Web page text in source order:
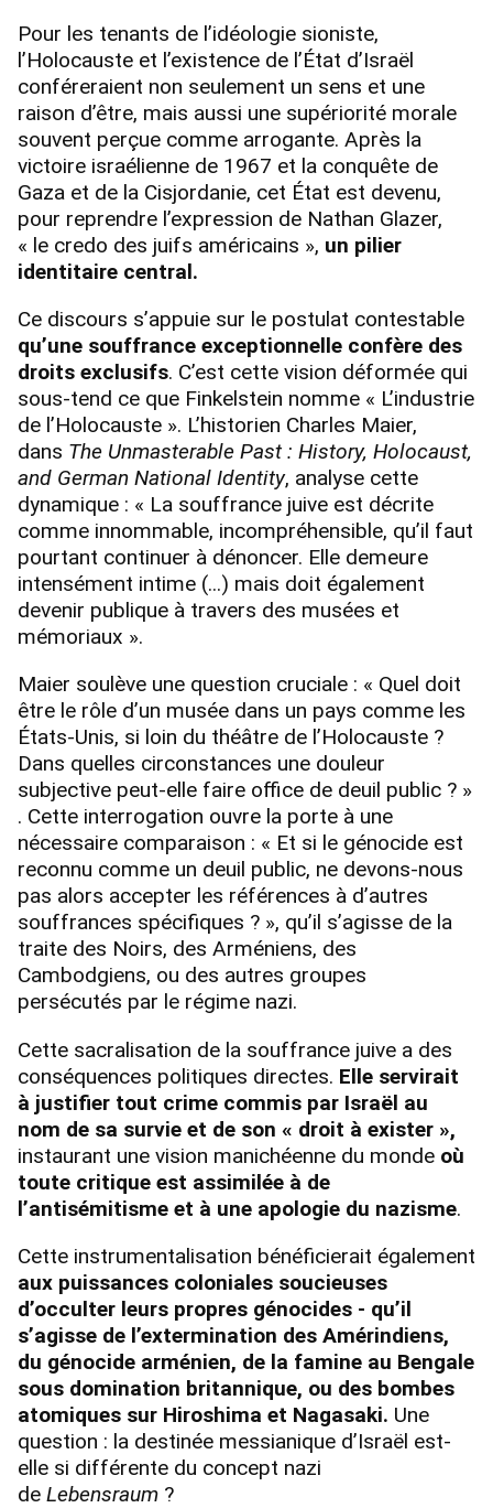
Pour les tenants de l’idéologie sioniste,
l’Holocauste et l’existence de l’État d’Israël
conféreraient non seulement un sens et une
raison d’être, mais aussi une supériorité morale
souvent perçue comme arrogante. Après la
victoire israélienne de 1967 et la conquête de
Gaza et de la Cisjordanie, cet État est devenu,
pour reprendre l’expression de Nathan Glazer,
« le credo des juifs américains », un pilier
identitaire central.
Ce discours s’appuie sur le postulat contestable
qu’une souffrance exceptionnelle confère des
droits exclusifs. C’est cette vision déformée qui
sous-tend ce que Finkelstein nomme « L’industrie
de l’Holocauste ». L’historien Charles Maier,
dans The Unmasterable Past : History, Holocaust,
and German National Identity, analyse cette
dynamique : « La souffrance juive est décrite
comme innommable, incompréhensible, qu’il faut
pourtant continuer à dénoncer. Elle demeure
intensément intime (...) mais doit également
devenir publique à travers des musées et
mémoriaux ».
Maier soulève une question cruciale : « Quel doit
être le rôle d’un musée dans un pays comme les
États-Unis, si loin du théâtre de l’Holocauste ?
Dans quelles circonstances une douleur
subjective peut-elle faire office de deuil public ? »
. Cette interrogation ouvre la porte à une
nécessaire comparaison : « Et si le génocide est
reconnu comme un deuil public, ne devons-nous
pas alors accepter les références à d’autres
souffrances spécifiques ? », qu’il s’agisse de la
traite des Noirs, des Arméniens, des
Cambodgiens, ou des autres groupes
persécutés par le régime nazi.
Cette sacralisation de la souffrance juive a des
conséquences politiques directes. Elle servirait
à justifier tout crime commis par Israël au
nom de sa survie et de son « droit à exister »,
instaurant une vision manichéenne du monde où
toute critique est assimilée à de
l’antisémitisme et à une apologie du nazisme.
Cette instrumentalisation bénéficierait également
aux puissances coloniales soucieuses
d’occulter leurs propres génocides - qu’il
s’agisse de l’extermination des Amérindiens,
du génocide arménien, de la famine au Bengale
sous domination britannique, ou des bombes
atomiques sur Hiroshima et Nagasaki. Une
question : la destinée messianique d’Israël est-
elle si différente du concept nazi
de Lebensraum ?